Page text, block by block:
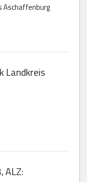
Aschaffenburg
Landkreis
ALZ: